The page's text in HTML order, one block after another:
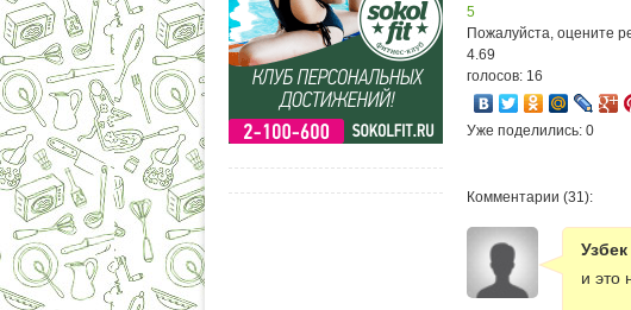
5
Пожалуйста, оцените
4.69
голосов: 16
Уже поделились: 0
Комментарии (31):
Узбек
и это